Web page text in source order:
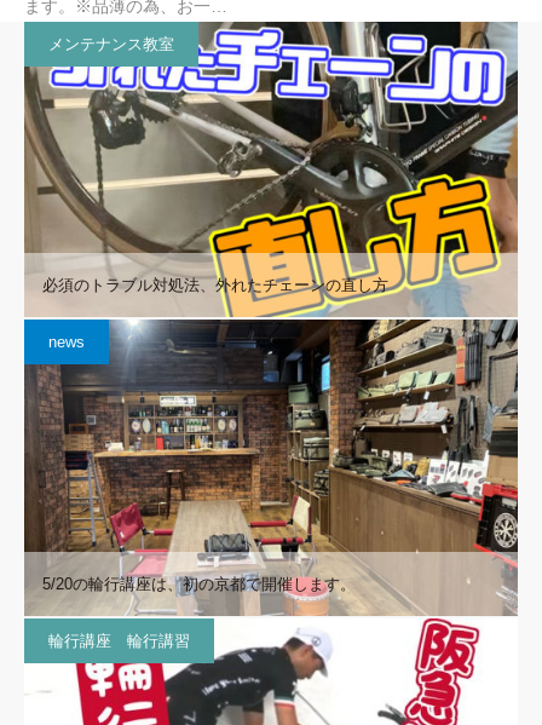
ます。※品薄の為、お一…
メンテナンス教室
必須のトラブル対処法、外れたチェーンの直し方
news
5/20の輪行講座は、初の京都で開催します。
輪行講座 輪行講習